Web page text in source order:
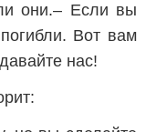
они.– Если вы
Вот вам
нас!